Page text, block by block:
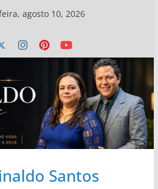
agosto 10, 2026
Santos